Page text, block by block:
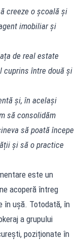
creeze o școală și
imobiliar și
de real estate
cuprins între două și
și, în același
să consolidăm
să poată începe
și să o practice
este un
acoperă întreg
în ușă. Totodată, în
a grupului
poziționate în